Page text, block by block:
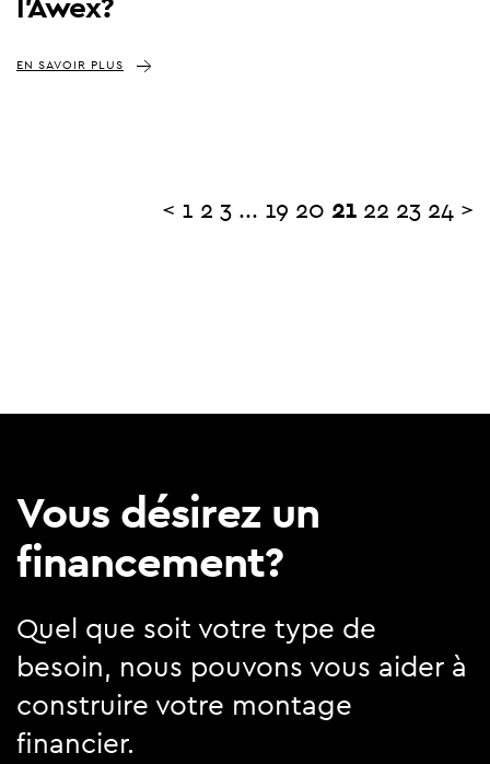
l'Awex?
EN SAVOIR PLUS
< 1 2 3 ... 19 20 21 22 23 24 >
Vous désirez un
financement?
Quel que soit votre type de
besoin, nous pouvons vous aider à
construire votre montage
financier.